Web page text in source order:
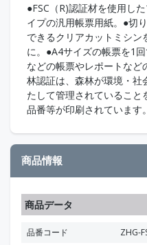
●FSC（R)認証材を使用し
イプの汎用帳票用紙。●切
できるクリアカットミシン
に。●A4サイズの帳票を1
などの帳票やレポートな
林認証は、森林が環境・社
たして管理されているこ
品番等が印刷されています。
商品情報
商品データ
品番コード
ZHG-